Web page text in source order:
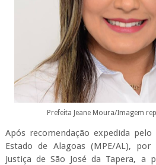
Prefeita Jeane Moura/Imagem
Após recomendação expedida
Estado de Alagoas (MPE/AL),
Justiça de São José da Tapera, a